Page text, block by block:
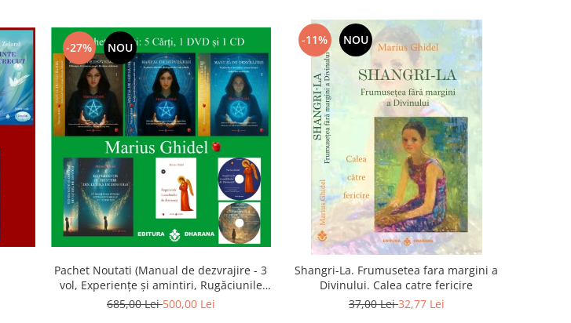
-27% NOU
Pachet Noutati (Manual de dezvrajire - 3
vol, Experiențe și amintiri, Rugăciunile
Luceafarului de dimineata) - Marius
685,00 Lei500,00 Lei
-11% NOU
Shangri-La. Frumusetea fara margini a
Divinului. Calea catre fericire
37,00 Lei32,77 Lei